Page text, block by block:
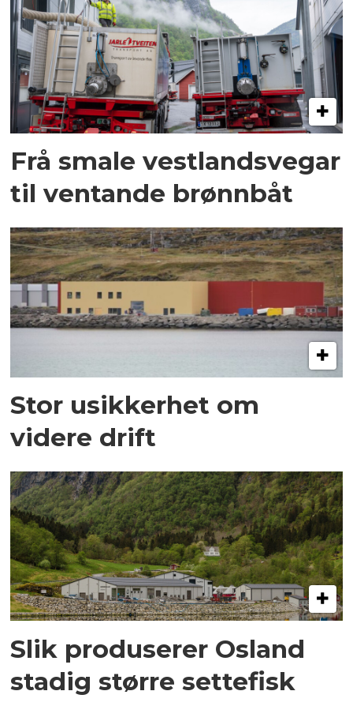
Frå smale vestlandsvegar
til ventande brønnbåt
Stor usikkerhet om
videre drift
Slik produserer Osland
stadig større settefisk